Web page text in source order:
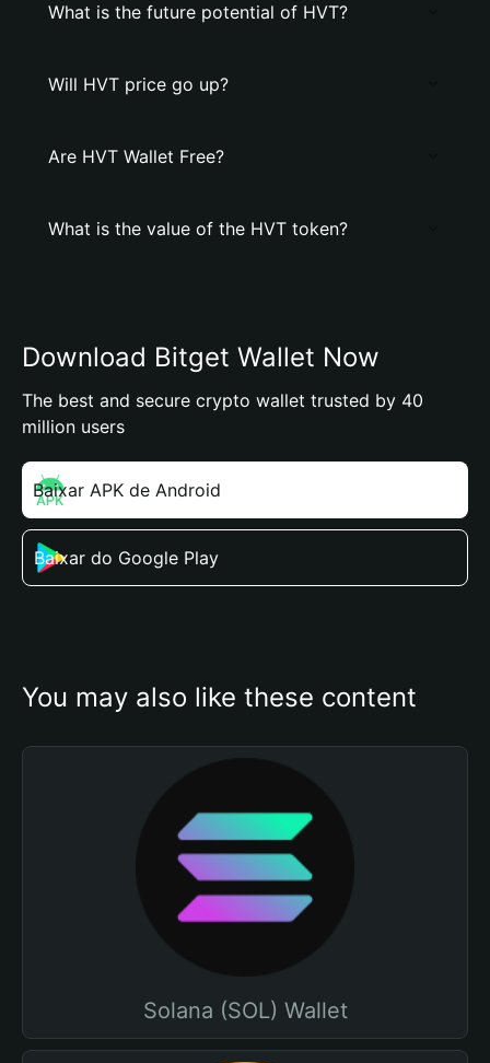
What is the future potential of HVT?
Will HVT price go up?
Are HVT Wallet Free?
What is the value of the HVT token?
Download Bitget Wallet Now
The best and secure crypto wallet trusted by 40
million users
Baixar APK de Android
Baixar do Google Play
You may also like these content
Solana (SOL) Wallet